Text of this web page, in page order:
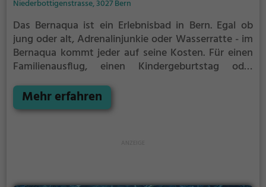
Niederbottigenstrasse, 3027 Bern
Das Bernaqua ist ein Erlebnisbad in Bern. Egal ob
jung oder alt, Adrenalinjunkie oder Wasserratte - im
Bernaqua kommt jeder auf seine Kosten. Für einen
Familienausflug, einen Kindergeburtstag oder
richtige Adresse.
Mehr erfahren